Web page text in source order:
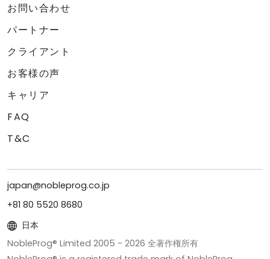
お問い合わせ
パートナー
クライアント
お客様の声
キャリア
FAQ
T&C
japan@nobleprog.co.jp
+81 80 5520 8680
日本
NobleProg® Limited 2005 - 2026 全著作権所有